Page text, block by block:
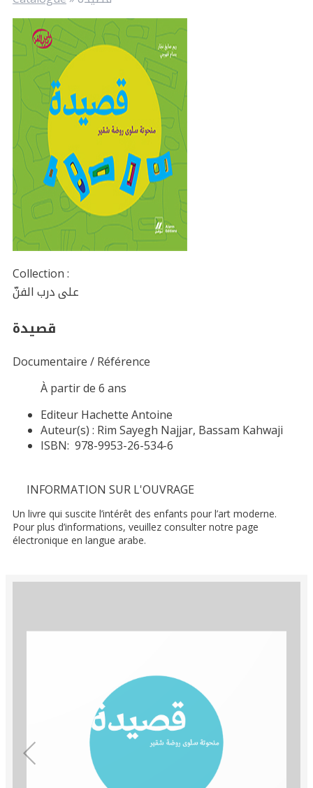
Collection :
على درب الفنّ
قصيدة
Documentaire / Référence
À partir de 6 ans
Editeur Hachette Antoine
Auteur(s) : Rim Sayegh Najjar, Bassam Kahwaji
ISBN: 978-9953-26-534-6
INFORMATION SUR L'OUVRAGE
Un livre qui suscite l’intérêt des enfants pour l’art moderne.
Pour plus d’informations, veuillez consulter notre page
électronique en langue arabe.